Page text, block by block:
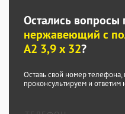
Остались вопросы
нержавеющий с
А2 3,9 x 32?
Оставь свой номер
проконсультируем и